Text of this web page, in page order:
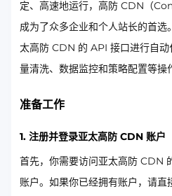
定、高速地运行，高防 CDN（
成为了众多企业和个人站长的首
太高防 CDN 的 API 接口进行自
量清洗、数据监控和策略配置等操
准备工作
1. 注册并登录亚太高防 CDN 账户
首先，你需要访问亚太高防 CDN
账户。如果你已经拥有账户，请